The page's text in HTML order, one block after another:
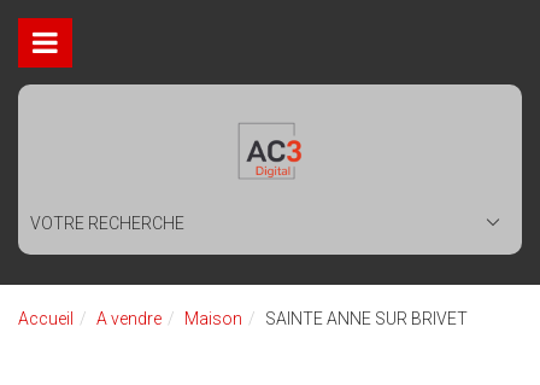
VOTRE RECHERCHE
Accueil A vendre Maison SAINTE ANNE SUR BRIVET